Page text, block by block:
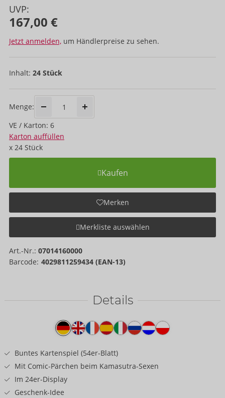
UVP:
167,00 €
Jetzt anmelden, um Händlerpreise zu sehen.
Inhalt: 24 Stück
Menge:
VE / Karton: 6
Karton auffüllen
x 24 Stück
Kaufen
Merken
Merkliste auswählen
Art.-Nr.: 07014160000
Barcode: 4029811259434 (EAN-13)
Details
Produkttext
Buntes Kartenspiel (54er-Blatt)
Mit Comic-Pärchen beim Kamasutra-Sexen
Im 24er-Display
Geschenk-Idee